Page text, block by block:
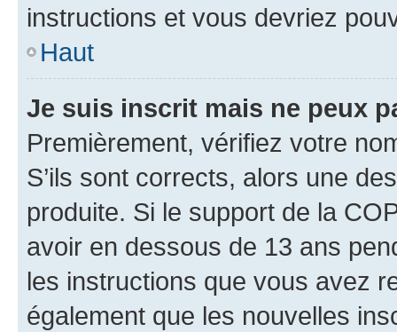
instructions et vous devriez
Haut
Je suis inscrit mais ne peux
Premièrement, vérifiez votre
S’ils sont corrects, alors une
produite. Si le support de la
avoir en dessous de 13 ans
les instructions que vous avez
également que les nouvelles